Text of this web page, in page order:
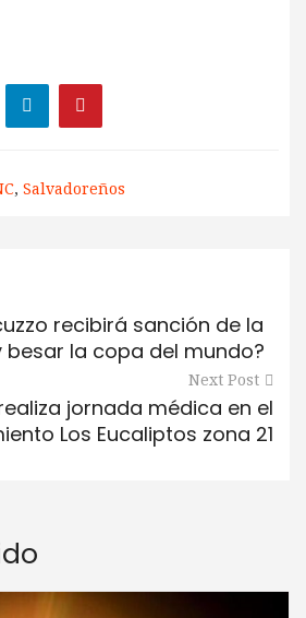
, Salvadoreños
recibirá sanción de la
besar la copa del mundo?
Next Post
jornada médica en el
Los Eucaliptos zona 21